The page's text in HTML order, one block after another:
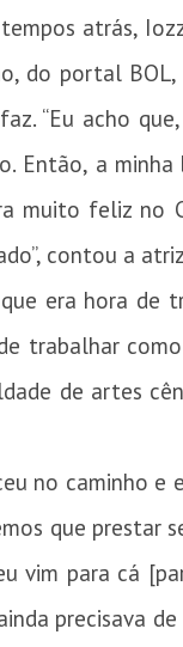
atrás,
do portal
“Eu acho
a minha
feliz no
contou a
era hora de
trabalhar
de artes
no caminho
que prestar
vim para cá
precisava